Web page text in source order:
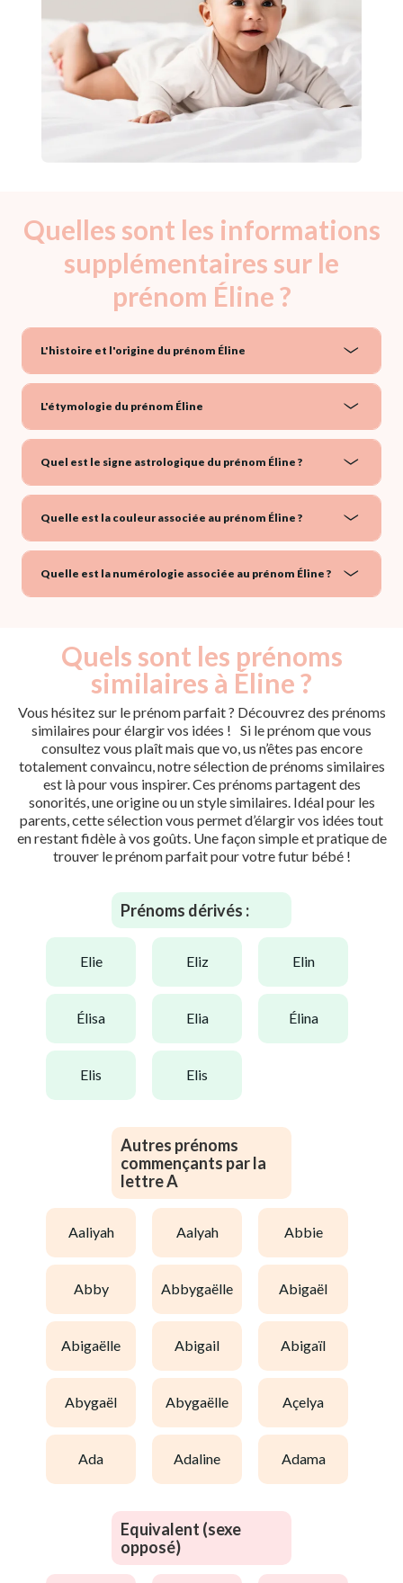
Quelles sont les informations
supplémentaires sur le
prénom Éline ?
L'histoire et l'origine du prénom Éline
L'étymologie du prénom Éline
Quel est le signe astrologique du prénom Éline ?
Quelle est la couleur associée au prénom Éline ?
Quelle est la numérologie associée au prénom Éline ?
Quels sont les prénoms
similaires à Éline ?
Vous hésitez sur le prénom parfait ? Découvrez des prénoms
similaires pour élargir vos idées ! Si le prénom que vous
consultez vous plaît mais que vo, us n’êtes pas encore
totalement convaincu, notre sélection de prénoms similaires
est là pour vous inspirer. Ces prénoms partagent des
sonorités, une origine ou un style similaires. Idéal pour les
parents, cette sélection vous permet d’élargir vos idées tout
en restant fidèle à vos goûts. Une façon simple et pratique de
trouver le prénom parfait pour votre futur bébé !
Prénoms dérivés :
elie eliz elin
élisa elia élina
elis elis
Autres prénoms
commençants par la
lettre A
aaliyah aalyah abbie
abby abbygaëlle abigaël
abigaëlle abigail abigaïl
abygaël abygaëlle açelya
ada adaline adama
Equivalent (sexe
opposé)